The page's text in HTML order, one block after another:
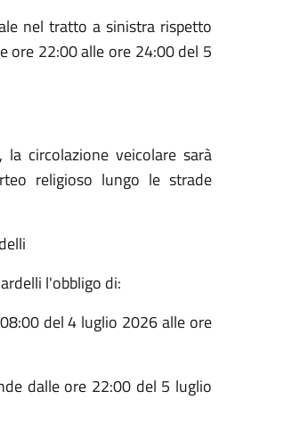
nel tratto a sinistra rispetto
ore 22:00 alle ore 24:00 del 5
la circolazione veicolare sarà
religioso lungo le strade
l'obbligo di:
del 4 luglio 2026 alle ore
dalle ore 22:00 del 5 luglio